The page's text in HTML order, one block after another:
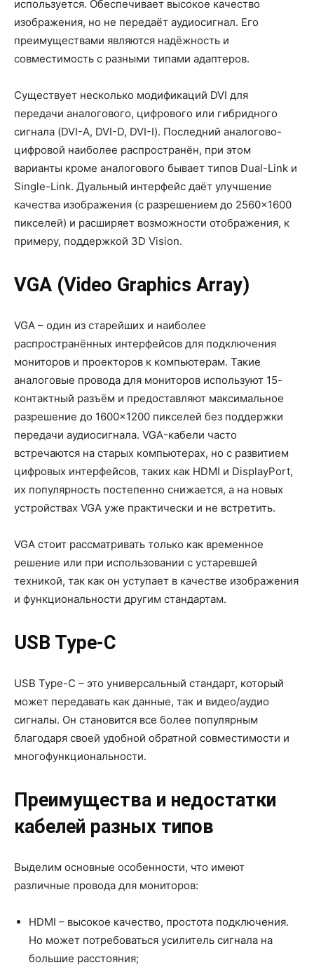
используется. Обеспечивает высокое качество
изображения, но не передаёт аудиосигнал. Его
преимуществами являются надёжность и
совместимость с разными типами адаптеров.
Существует несколько модификаций DVI для
передачи аналогового, цифрового или гибридного
сигнала (DVI-A, DVI-D, DVI-I). Последний аналогово-
цифровой наиболее распространён, при этом
варианты кроме аналогового бывает типов Dual-Link и
Single-Link. Дуальный интерфейс даёт улучшение
качества изображения (с разрешением до 2560×1600
пикселей) и расширяет возможности отображения, к
примеру, поддержкой 3D Vision.
VGA (Video Graphics Array)
VGA – один из старейших и наиболее
распространённых интерфейсов для подключения
мониторов и проекторов к компьютерам. Такие
аналоговые провода для мониторов используют 15-
контактный разъём и предоставляют максимальное
разрешение до 1600×1200 пикселей без поддержки
передачи аудиосигнала. VGA-кабели часто
встречаются на старых компьютерах, но с развитием
цифровых интерфейсов, таких как HDMI и DisplayPort,
их популярность постепенно снижается, а на новых
устройствах VGA уже практически и не встретить.
VGA стоит рассматривать только как временное
решение или при использовании с устаревшей
техникой, так как он уступает в качестве изображения
и функциональности другим стандартам.
USB Type-C
USB Type-C – это универсальный стандарт, который
может передавать как данные, так и видео/аудио
сигналы. Он становится все более популярным
благодаря своей удобной обратной совместимости и
многофункциональности.
Преимущества и недостатки
кабелей разных типов
Выделим основные особенности, что имеют
различные провода для мониторов:
HDMI – высокое качество, простота подключения.
Но может потребоваться усилитель сигнала на
большие расстояния;